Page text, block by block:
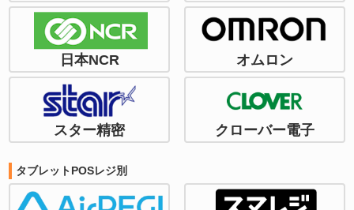
日本NCR オムロン
スター精密 クローバー電子
タブレットPOSレジ別